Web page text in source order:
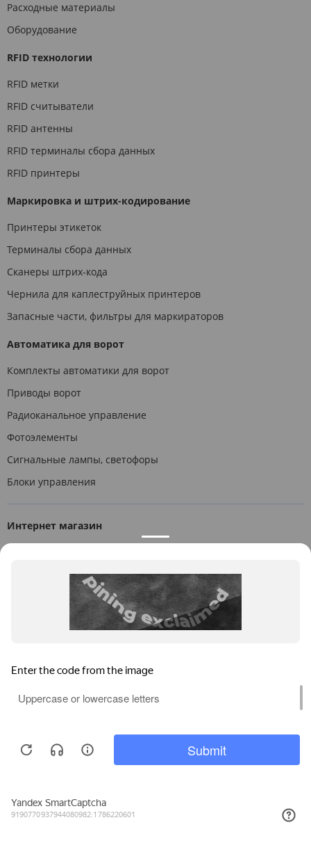
Расходные материалы
Оборудование
RFID технологии
RFID метки
RFID считыватели
RFID антенны
RFID терминалы сбора данных
RFID принтеры
Маркировка и штрих-кодирование
Принтеры этикеток
Терминалы сбора данных
Сканеры штрих-кода
Чернила для каплеструйных принтеров
Запасные части, фильтры для маркираторов
Автоматика для ворот
Комплекты автоматики для ворот
Приводы ворот
Радиоканальное управление
Фотоэлементы
Сигнальные лампы, светофоры
Блоки управления
Интернет магазин
Помощь покупателю
Доставка
Гарантия и возврат
О компании
Продолжая пользоваться
использованием файлов
cookies.